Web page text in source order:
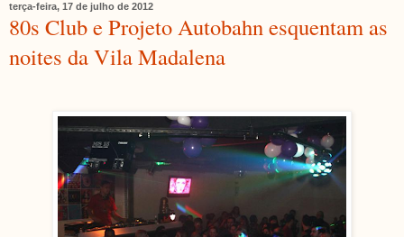
terça-feira, 17 de julho de 2012
80s Club e Projeto Autobahn esquentam as
noites da Vila Madalena